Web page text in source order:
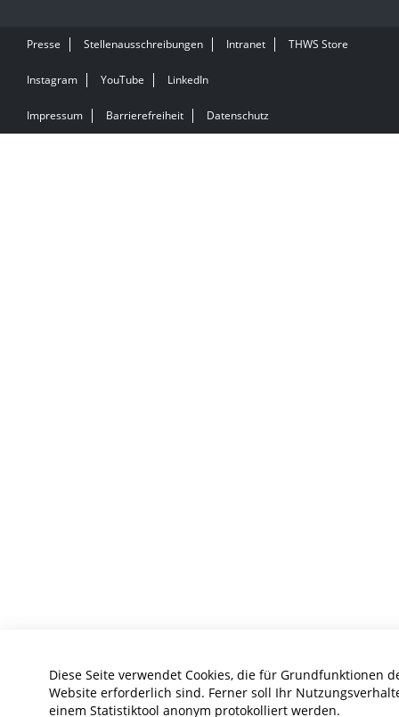
Diese Seite verwendet Cookies, die für Grundfunktionen
Website erforderlich sind. Ferner soll Ihr
einem Statistiktool anonym protokolliert werden.
Presse Stellenausschreibungen Intranet THWS Store
Instagram YouTube LinkedIn
Impressum Barrierefreiheit Datenschutz